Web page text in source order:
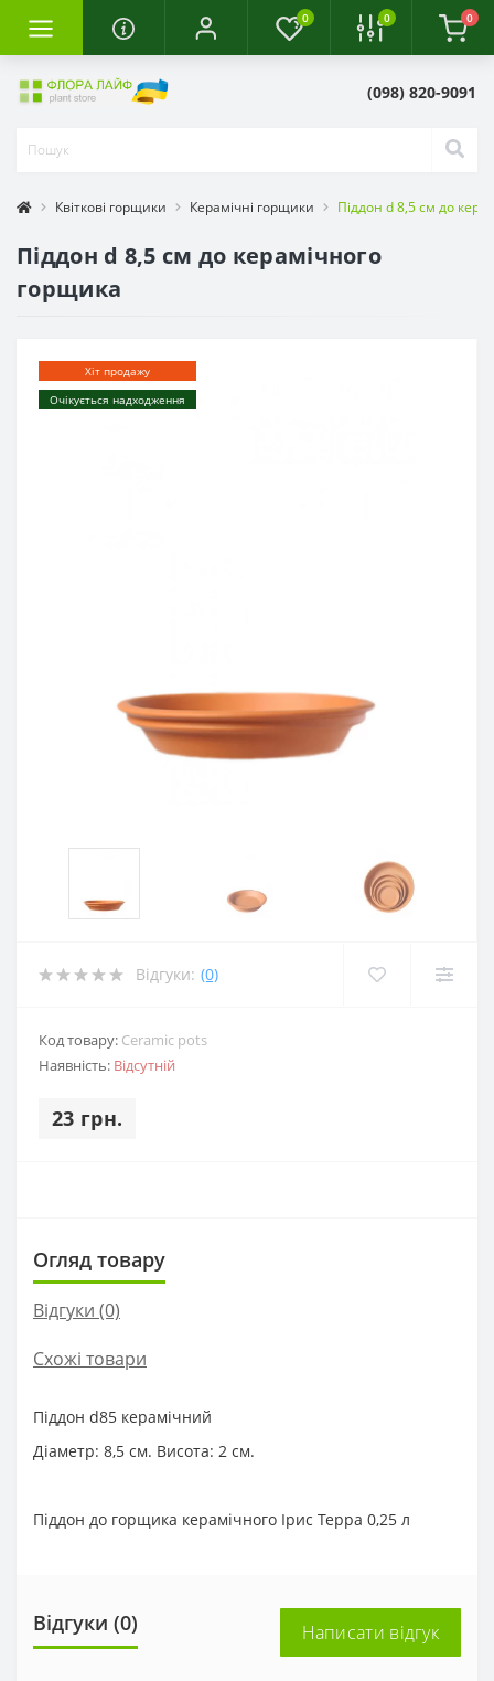
0 0 0
(098) 820-9091
Квіткові горщики Керамічні горщики Піддон d 8,5 см до
Піддон d 8,5 см до керамічного
горщика
Хіт продажу
Очікується надходження
Відгуки: (0)
Код товару: Ceramic pots
Наявність: Відсутній
23 грн.
Огляд товару
Відгуки (0)
Схожі товари
Піддон d85 керамічний
Діаметр: 8,5 см. Висота: 2 см.
Піддон до горщика керамічного Ірис Терра 0,25 л
Відгуки (0) Написати відгук